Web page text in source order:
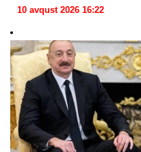
10 avqust 2026 16:22